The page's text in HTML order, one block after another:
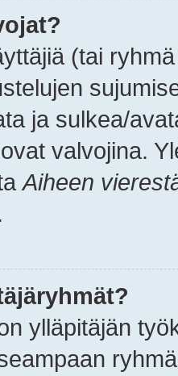
(tai
ja sulkea/
valvojina.
Aiheen
ylläpitäjän